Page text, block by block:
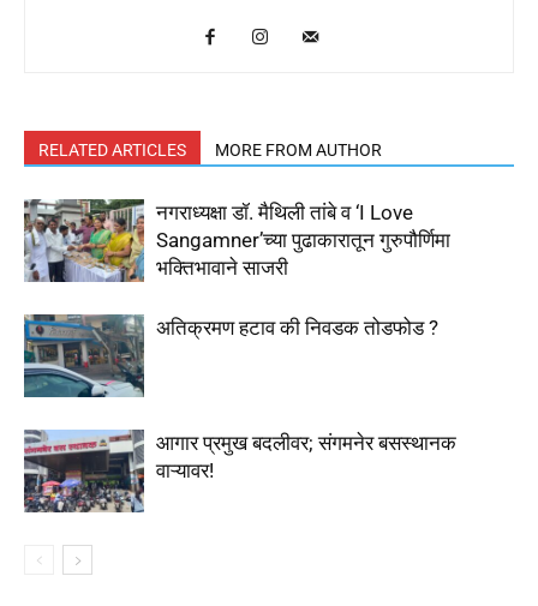
RELATED ARTICLES MORE FROM AUTHOR
नगराध्यक्षा डॉ. मैथिली तांबे व ‘I Love
Sangamner’च्या पुढाकारातून गुरुपौर्णिमा
भक्तिभावाने साजरी
अतिक्रमण हटाव की निवडक तोडफोड ?
आगार प्रमुख बदलीवर; संगमनेर बसस्थानक
वाऱ्यावर!